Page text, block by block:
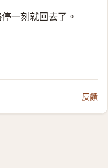
一刻就回去了。
反饋